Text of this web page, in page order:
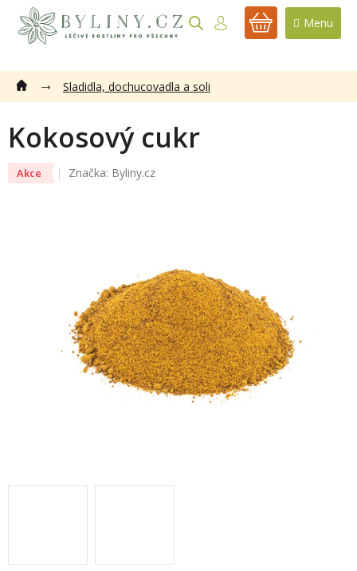
obsah
NÁKUPNÍ
Sladidla, dochucovadla a soli
Kokosový cukr
Akce Značka: Byliny.cz